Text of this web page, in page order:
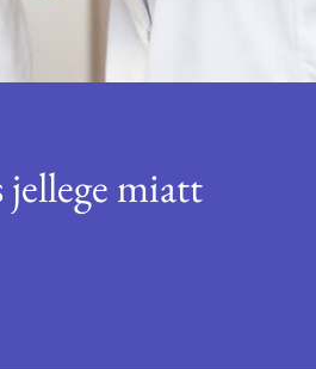
jellege miatt